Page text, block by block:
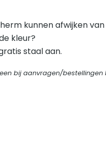
kunnen afwijken
kleur?
staal aan.
bij aanvragen/bestellingen